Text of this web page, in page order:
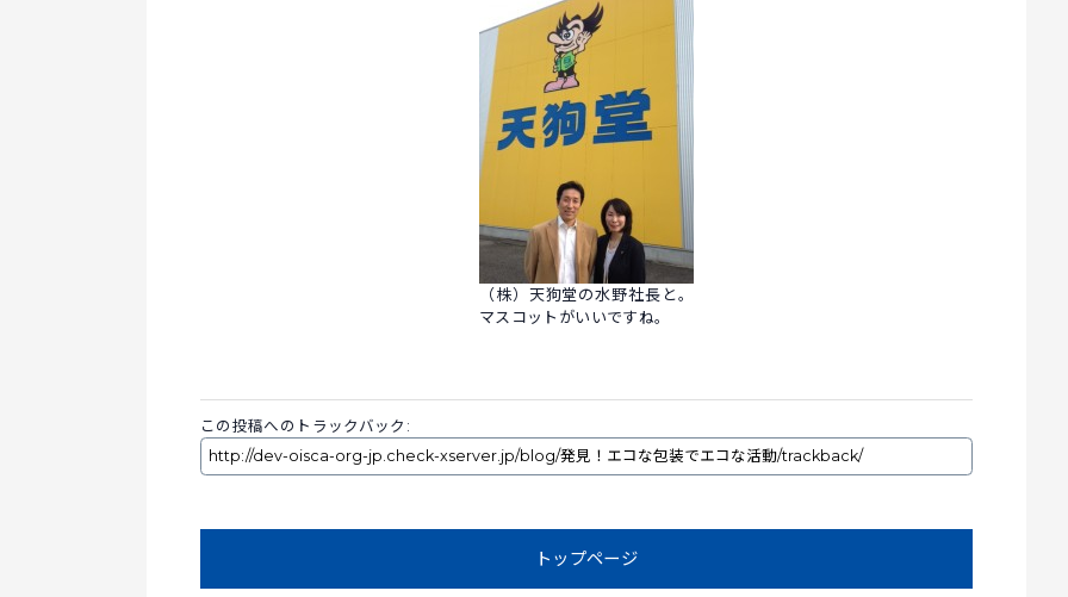
（株）天狗堂の水野社長と。
マスコットがいいですね。
この投稿へのトラックバック:
トップページ